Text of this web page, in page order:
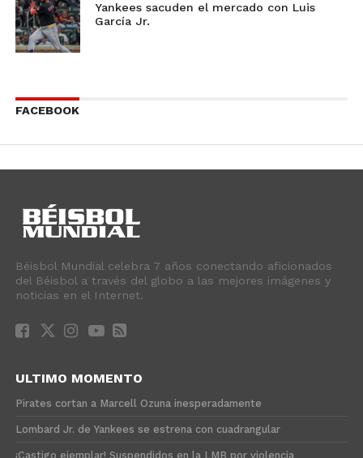
Yankees sacuden el mercado con Luis
García Jr.
FACEBOOK
Béisbol Mundial celebra 7 años conectando aficionados
del Béisbol a través del globo a las mejores imágenes y
noticias en el Internet.
ULTIMO MOMENTO
Pirates cortan a Marcell Ozuna inesperadamente
Lombard Jr. de Yankees se estrena con cuadrangular
¡Castigo ejemplar! Suspendidos en la LMB por violencia